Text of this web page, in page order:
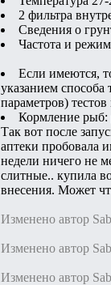
2 фильтра
Сведения о
Частота и
Если имеются,
указанием
параметров)
Кормление рыб:
Так вот после
аптеки пробовала
недели ничего не
слитные.. купила
внесения. Может
Изменено автор
Изменено автор
Изменено автор